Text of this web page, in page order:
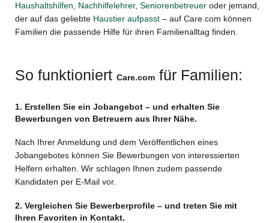
Haushaltshilfen, Nachhilfelehrer, Seniorenbetreuer oder jemand,
der auf das geliebte Haustier aufpasst – auf Care.com können
Familien die passende Hilfe für ihren Familienalltag finden.
So funktioniert Care.com für Familien:
1. Erstellen Sie ein Jobangebot – und erhalten Sie
Bewerbungen von Betreuern aus Ihrer Nähe.
Nach Ihrer Anmeldung und dem Veröffentlichen eines
Jobangebotes können Sie Bewerbungen von interessierten
Helfern erhalten. Wir schlagen Ihnen zudem passende
Kandidaten per E-Mail vor.
2. Vergleichen Sie Bewerberprofile – und treten Sie mit
Ihren Favoriten in Kontakt.